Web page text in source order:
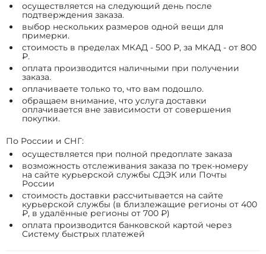
осуществляется на следующий день после
подтверждения заказа.
выбор нескольких размеров одной вещи для
примерки.
стоимость в пределах МКАД - 500 ₽, за МКАД - от 800
₽.
оплата производится наличными при получении
заказа.
оплачиваете только то, что вам подошло.
обращаем внимание, что услуга доставки
оплачивается вне зависимости от совершения
покупки.
По России и СНГ:
осуществляется при полной предоплате заказа
возможность отслеживания заказа по трек-номеру
на сайте курьерской службы СДЭК или Почты
России
стоимость доставки рассчитывается на сайте
курьерской службы (в близлежащие регионы от 400
₽, в удалённые регионы от 700 ₽)
оплата производится банковской картой через
Систему быстрых платежей